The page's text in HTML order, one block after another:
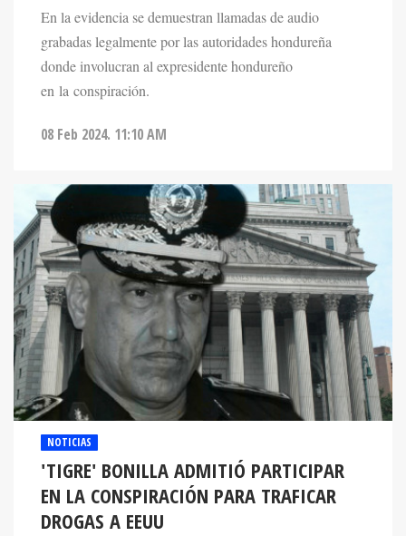
En la evidencia se demuestran llamadas de audio
grabadas legalmente por las autoridades hondureña
donde involucran al expresidente hondureño
en la conspiración.
08 Feb 2024. 11:10 AM
NOTICIAS
'TIGRE' BONILLA ADMITIÓ PARTICIPAR
EN LA CONSPIRACIÓN PARA TRAFICAR
DROGAS A EEUU